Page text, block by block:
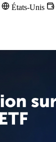
États-Unis